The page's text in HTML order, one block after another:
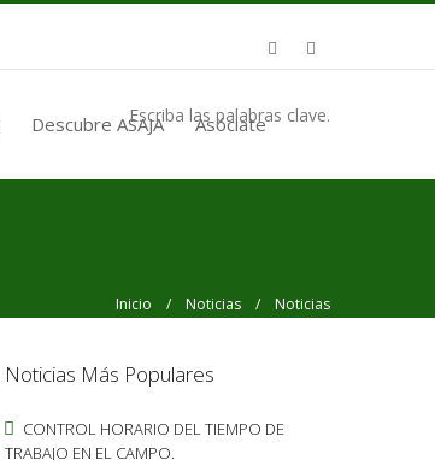
Descubre ASAJA Asóciate
Escriba las palabras clave.
Inicio / Noticias / Noticias
Noticias Más Populares
CONTROL HORARIO DEL TIEMPO DE
TRABAJO EN EL CAMPO.